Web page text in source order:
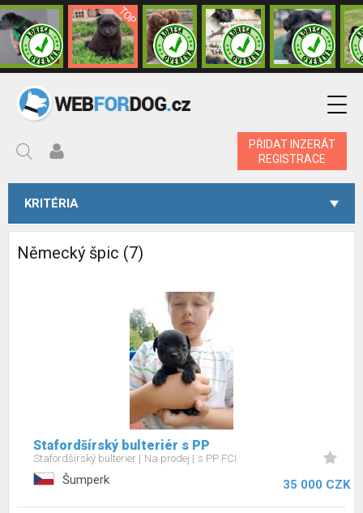
PŘIDAT INZERÁT
REGISTRACE
KRITÉRIA
Německý špic (7)
Stafordšírský bulteriér s PP
Stafordšírský bulterier Na prodej s PP FCI
Šumperk 35 000 CZK